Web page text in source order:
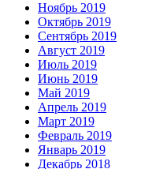
Ноябрь 2019
Октябрь 2019
Сентябрь 2019
Август 2019
Июль 2019
Июнь 2019
Май 2019
Апрель 2019
Март 2019
Февраль 2019
Январь 2019
Декабрь 2018